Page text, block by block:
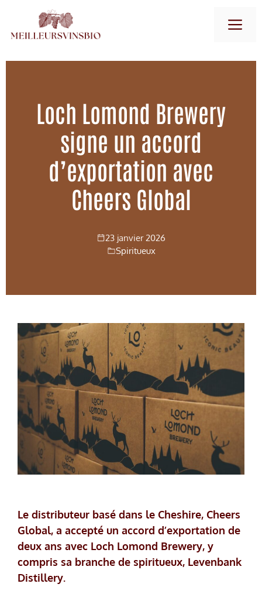
contenu
Loch Lomond Brewery
signe un accord
d’exportation avec
Cheers Global
23 janvier 2026
Spiritueux
Le distributeur basé dans le Cheshire, Cheers
Global, a accepté un accord d’exportation de
deux ans avec Loch Lomond Brewery, y
compris sa branche de spiritueux, Levenbank
Distillery.